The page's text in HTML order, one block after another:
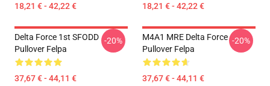
18,21 € - 42,22 € 18,21 € - 42,22 €
Delta Force 1st SFODD
Pullover Felpa
37,67 € - 44,11 €
-20%
M4A1 MRE Delta Force
Pullover Felpa
37,67 € - 44,11 €
-20%